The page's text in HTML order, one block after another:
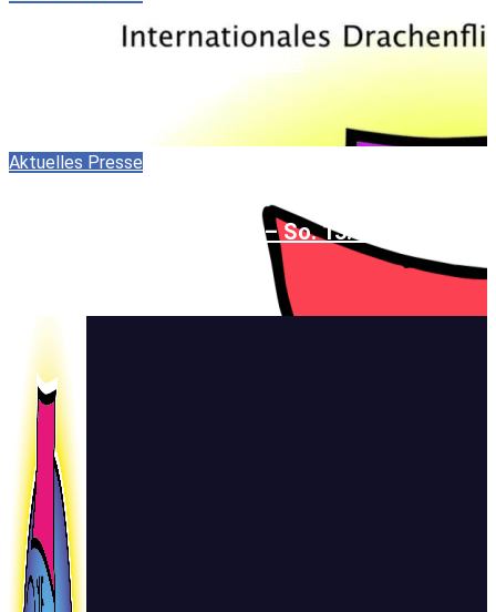
ONE SKY – ONE WORLD 2025
Aktuelles Presse
EIN HIMMEL – EINE ERDE – So. 13. 10. 2024